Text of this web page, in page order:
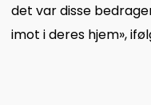
det var disse
imot i deres hjem»,